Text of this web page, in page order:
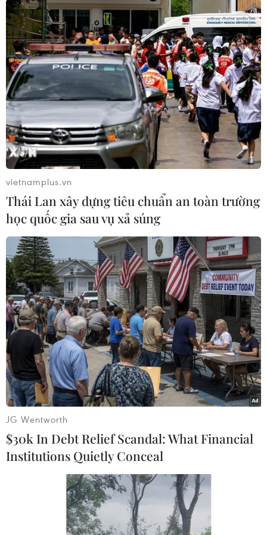
giao lưu thương mại, ẩm thực và
du lịch; quảng bá sản phẩm Việt
Nam-Nhật Bản; chương trình giao
lưu văn hóa nghệ thuật; hội thảo
và hội đàm xúc tiến du lịch.
(TTXVN/Vietnam+)
#Ẩm thực Việt
#Việt Nam-Nhật Bản
#Lễ hội văn hóa Việt-Nhật
#Văn hóa Nhật Bản
#Đà Nẵng
TP. Đà Nẵng Nhật Bản
Theo dõi VietnamPlus
Quan hệ Việt Nam-Nhật Bản
Thủ tướng Lê Minh Hưng gửi Điện thăm hỏi về
trận động đất ở Nhật Bản
vietnamplus.vn
Thái Lan xây dựng tiêu chuẩn an toàn trường
học quốc gia sau vụ xả súng
JG Wentworth
$30k In Debt Relief Scandal: What Financial
Institutions Quietly Conceal